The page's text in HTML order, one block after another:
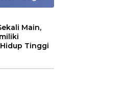
Main,
Tinggi